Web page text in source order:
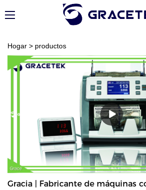
Hogar > productos
Gracia | Fabricante de máquinas